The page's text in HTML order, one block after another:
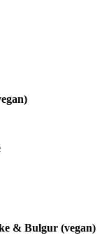
& Bulgur (vegan)